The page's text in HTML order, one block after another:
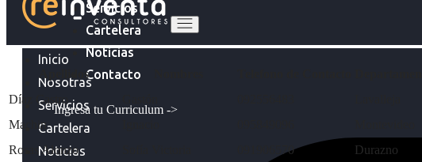
Servicios
Cartelera
Noticias
Contacto
Ingresa tu Curriculum ->
Inicio
Nosotras
Servicios
Cartelera
Noticias
Apellidos
Díaz Castro
Machin
Rosas Alonzo
091906570 Durazno